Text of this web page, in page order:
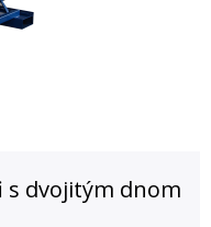
dvojitým dnom